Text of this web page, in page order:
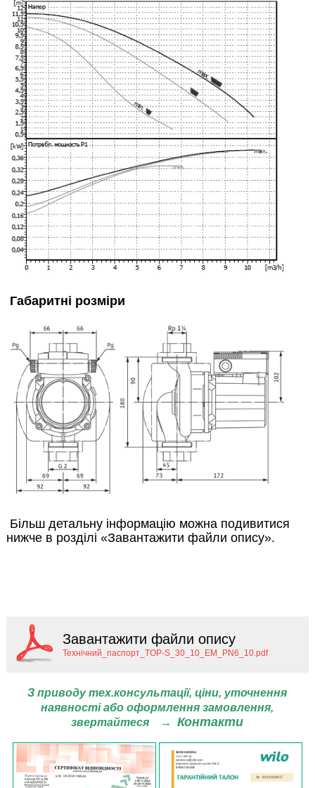
Габаритні розміри
Більш детальну інформацію можна подивитися
нижче в розділі «Завантажити файли опису».
Завантажити файли опису
Технічний_паспорт_TOP-S_30_10_EM_PN6_10.pdf
З приводу тех.консультації, ціни, уточнення
наявності або оформлення замовлення,
звертайтеся
→ Контакти